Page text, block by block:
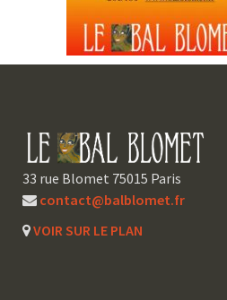
33 rue Blomet 75015 Paris
contact@balblomet.fr
VOIR SUR LE PLAN